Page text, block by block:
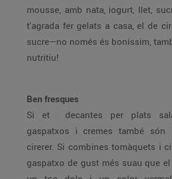
mousse, amb nata, iogurt, llet,
t'agrada fer gelats a casa, el de
sucre—no només és boníssim,
nutritiu!
Ben fresques
Si et decantes per plats
gaspatxos i cremes també són
cirerer. Si combines tomàquets i
gaspatxo de gust més suau que